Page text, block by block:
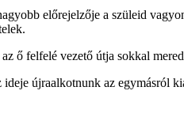
előrejelzője a szüleid
ő felfelé vezető útja sokkal